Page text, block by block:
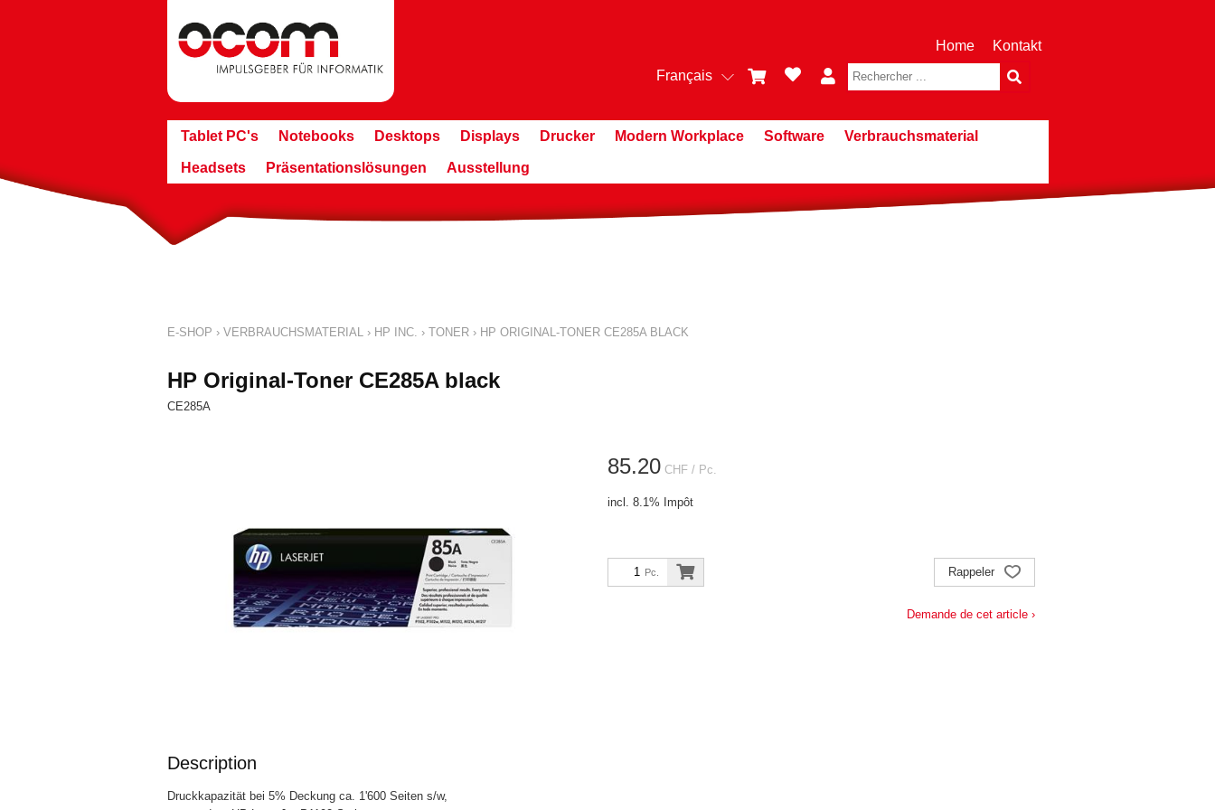
Home
Kontakt
Français
Tablet PC's Notebooks Desktops Displays Drucker Modern Workplace Software Verbrauchsmaterial
Headsets Präsentationslösungen Ausstellung
E-SHOP › VERBRAUCHSMATERIAL › HP INC. › TONER › HP ORIGINAL-TONER CE285A BLACK
HP Original-Toner CE285A black
CE285A
85.20 CHF / Pc.
incl. 8.1% Impôt
Pc. Rappeler
Demande de cet article ›
Description
Druckkapazität bei 5% Deckung ca. 1'600 Seiten s/w,